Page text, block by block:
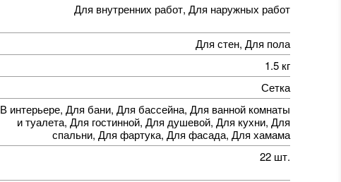
Для внутренних работ, Для наружных работ
Для стен, Для пола
1.5 кг
Сетка
В интерьере, Для бани, Для бассейна, Для ванной комнаты
и туалета, Для гостинной, Для душевой, Для кухни, Для
спальни, Для фартука, Для фасада, Для хамама
22 шт.